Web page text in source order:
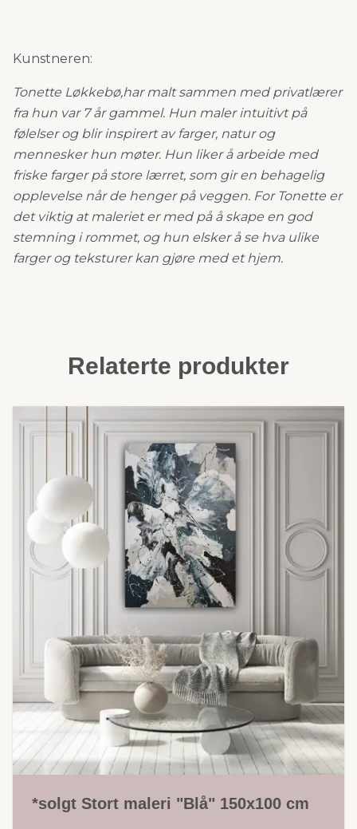
Kunstneren:
Tonette Løkkebø,har malt sammen med privatlærer
fra hun var 7 år gammel. Hun maler intuitivt på
følelser og blir inspirert av farger, natur og
mennesker hun møter. Hun liker å arbeide med
friske farger på store lærret, som gir en behagelig
opplevelse når de henger på veggen. For Tonette er
det viktig at maleriet er med på å skape en god
stemning i rommet, og hun elsker å se hva ulike
farger og teksturer kan gjøre med et hjem.
Relaterte produkter
*solgt Stort maleri "Blå" 150x100 cm